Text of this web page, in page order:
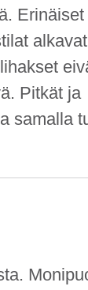
alkavat
Pitkät ja
samalla
.